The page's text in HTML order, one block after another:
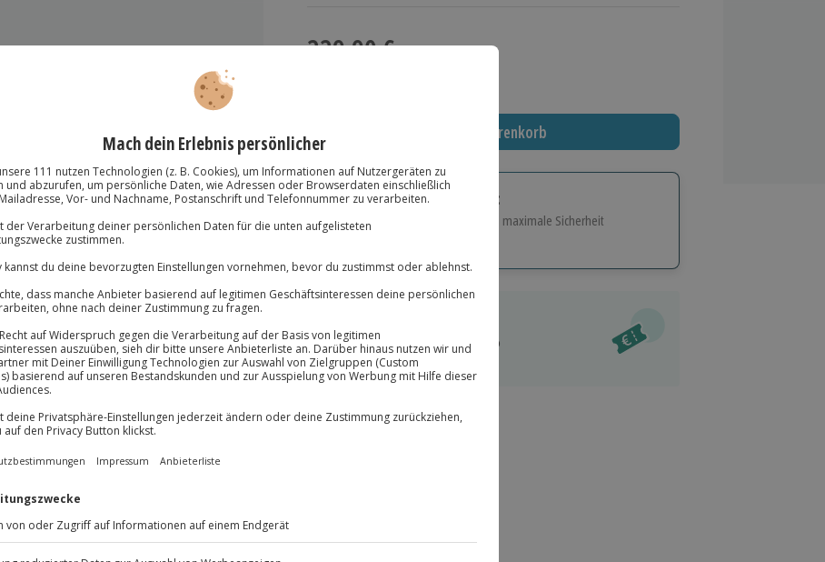
229,90 €
In den Warenkorb
Immer das richtige Geschenk:
Große Auswahl, volle Flexibilität und maximale Sicherheit
Große Auswahl
Volle Flexibilität
Maximale Sicherheit
10 Jahre gültig & verlängerbar.
Direktabzug im Warenkorb
Melde dich hier an
Keine Vorkenntnisse nötig
übertragbar.
Mit dem eFoil fliegst du
der Wasseroberfläche und
Das E-Foil ist ein
Handfernbedienung die
gleitest du mit 25 km/h nahezu
braucht es nicht mal Wind. Ist
fast lautlos und sehr
Meer, das E-Foil bietet dir ein